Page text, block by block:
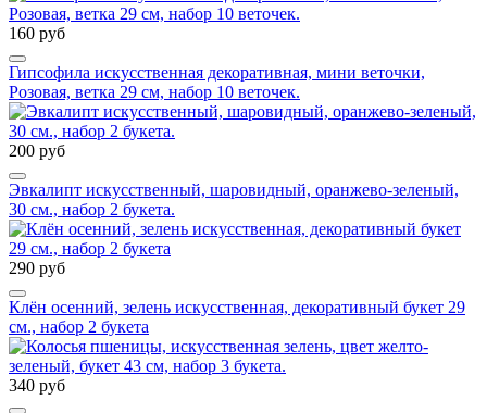
160 руб
Гипсофила искусственная декоративная, мини веточки,
Розовая, ветка 29 см, набор 10 веточек.
200 руб
Эвкалипт искусственный, шаровидный, оранжево-зеленый,
30 см., набор 2 букета.
290 руб
Клён осенний, зелень искусственная, декоративный букет 29
см., набор 2 букета
340 руб